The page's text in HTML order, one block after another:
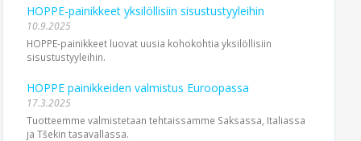
HOPPE-painikkeet yksilöllisiin sisustustyyleihin
10.9.2025
HOPPE-painikkeet luovat uusia kohokohtia yksilöllisiin
sisustustyyleihin.
HOPPE painikkeiden valmistus Euroopassa
17.3.2025
Tuotteemme valmistetaan tehtaissamme Saksassa, Italiassa
ja Tšekin tasavallassa.